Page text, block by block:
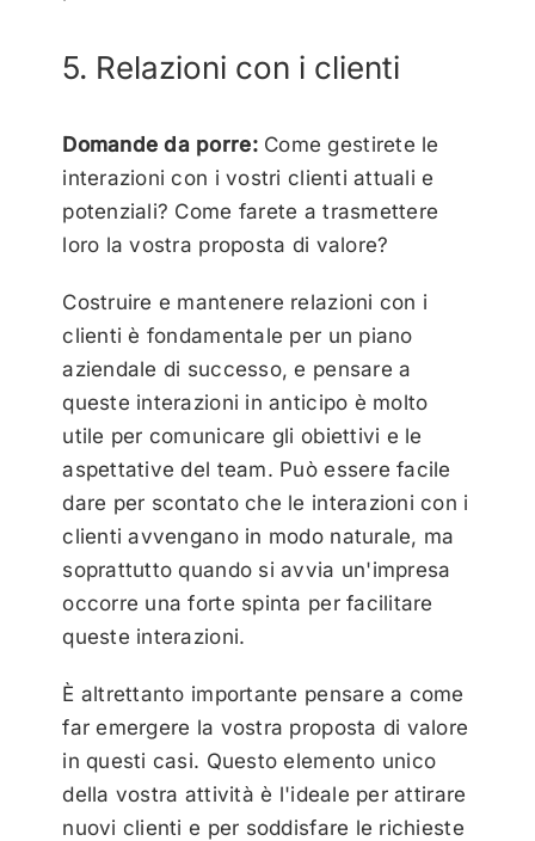
5. Relazioni con i clienti
Domande da porre:Come gestirete le
interazioni con i vostri clienti attuali e
potenziali? Come farete a trasmettere
loro la vostra proposta di valore?
Costruire e mantenere relazioni con i
clienti è fondamentale per un piano
aziendale di successo, e pensare a
queste interazioni in anticipo è molto
utile per comunicare gli obiettivi e le
aspettative del team. Può essere facile
dare per scontato che le interazioni con i
clienti avvengano in modo naturale, ma
soprattutto quando si avvia un'impresa
occorre una forte spinta per facilitare
queste interazioni.
È altrettanto importante pensare a come
far emergere la vostra proposta di valore
in questi casi. Questo elemento unico
della vostra attività è l'ideale per attirare
nuovi clienti e per soddisfare le richieste